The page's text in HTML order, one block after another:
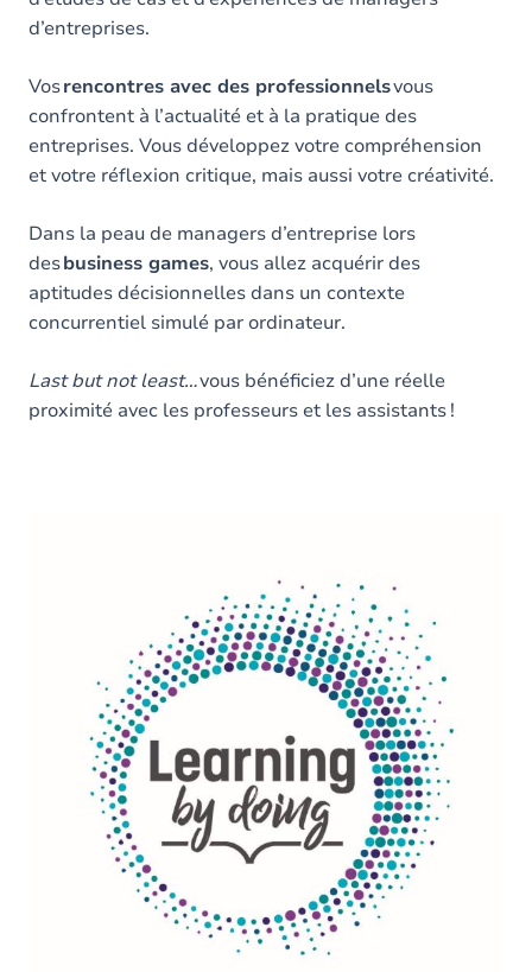
d’entreprises.
Vosrencontres avec des professionnelsvous
confrontent à l’actualité et à la pratique des
entreprises. Vous développez votre compréhension
et votre réflexion critique, mais aussi votre créativité.
Dans la peau de managers d’entreprise lors
desbusiness games, vous allez acquérir des
aptitudes décisionnelles dans un contexte
concurrentiel simulé par ordinateur.
Last but not least…vous bénéficiez d’une réelle
proximité avec les professeurs et les assistants !